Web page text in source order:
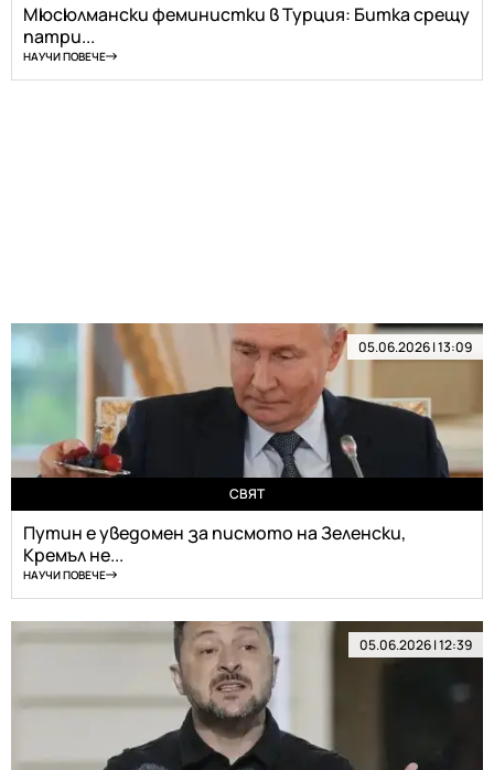
Мюсюлмански феминистки в Турция: Битка срещу
патри...
НАУЧИ ПОВЕЧЕ
05.06.2026 | 13:09
СВЯТ
Путин е уведомен за писмото на Зеленски,
Кремъл не...
НАУЧИ ПОВЕЧЕ
05.06.2026 | 12:39